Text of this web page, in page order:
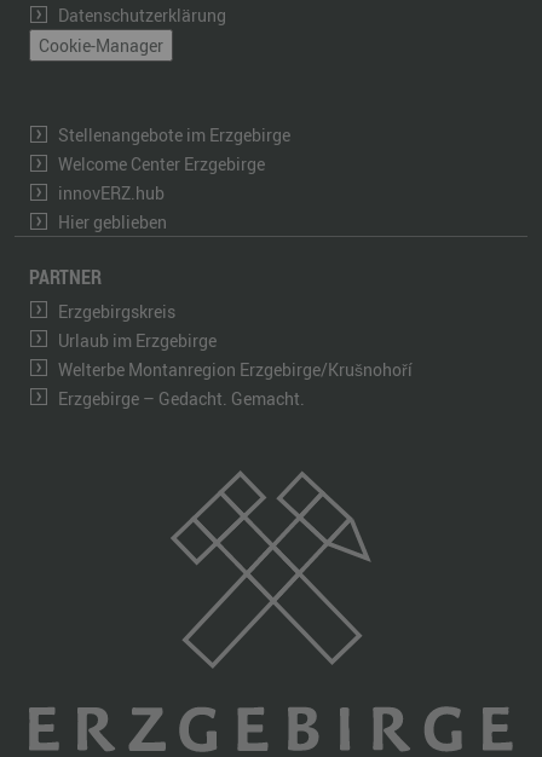
Datenschutzerklärung
Cookie-Manager
Stellenangebote im Erzgebirge
Welcome Center Erzgebirge
innovERZ.hub
Hier geblieben
PARTNER
Erzgebirgskreis
Urlaub im Erzgebirge
Welterbe Montanregion Erzgebirge/Krušnohoří
Erzgebirge – Gedacht. Gemacht.